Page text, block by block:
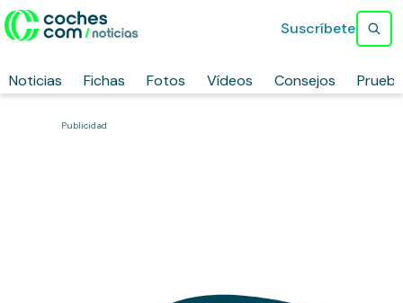
Noticias Fichas Fotos Vídeos Consejos
Suscríbete
Publicidad